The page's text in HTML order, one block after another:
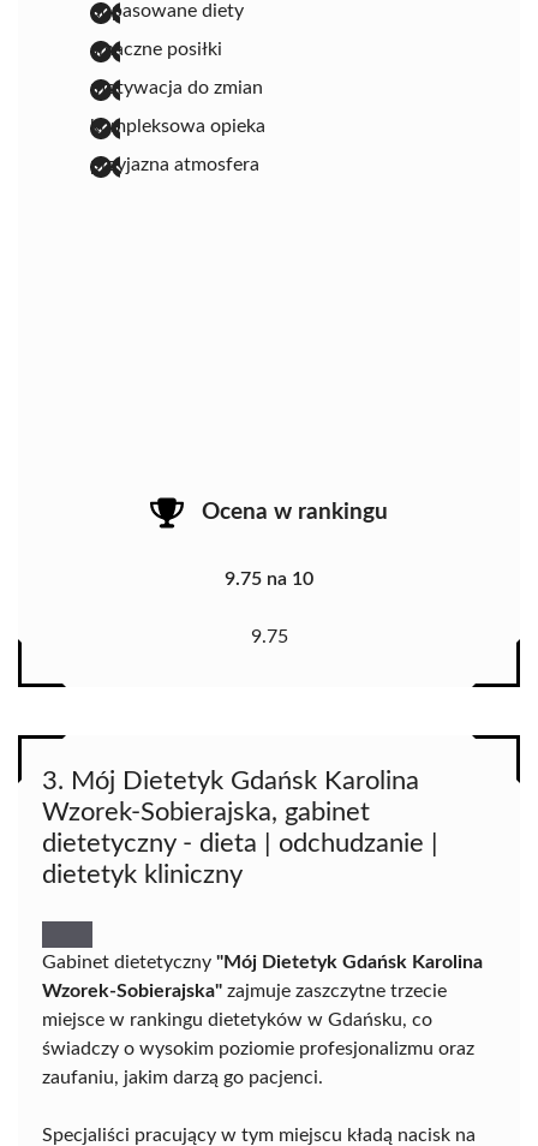
dopasowane diety
smaczne posiłki
motywacja do zmian
kompleksowa opieka
przyjazna atmosfera
Ocena w rankingu
9.75 na 10
9.75
3. Mój Dietetyk Gdańsk Karolina
Wzorek-Sobierajska, gabinet
dietetyczny - dieta | odchudzanie |
dietetyk kliniczny
Gabinet dietetyczny "Mój Dietetyk Gdańsk Karolina
Wzorek-Sobierajska" zajmuje zaszczytne trzecie
miejsce w rankingu dietetyków w Gdańsku, co
świadczy o wysokim poziomie profesjonalizmu oraz
zaufaniu, jakim darzą go pacjenci.
Specjaliści pracujący w tym miejscu kładą nacisk na